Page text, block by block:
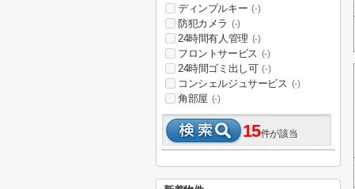
ディンプルキー (-)
防犯カメラ (-)
24時間有人管理 (-)
フロントサービス (-)
24時間ゴミ出し可 (-)
コンシェルジュサービス (-)
角部屋 (-)
15件が該当